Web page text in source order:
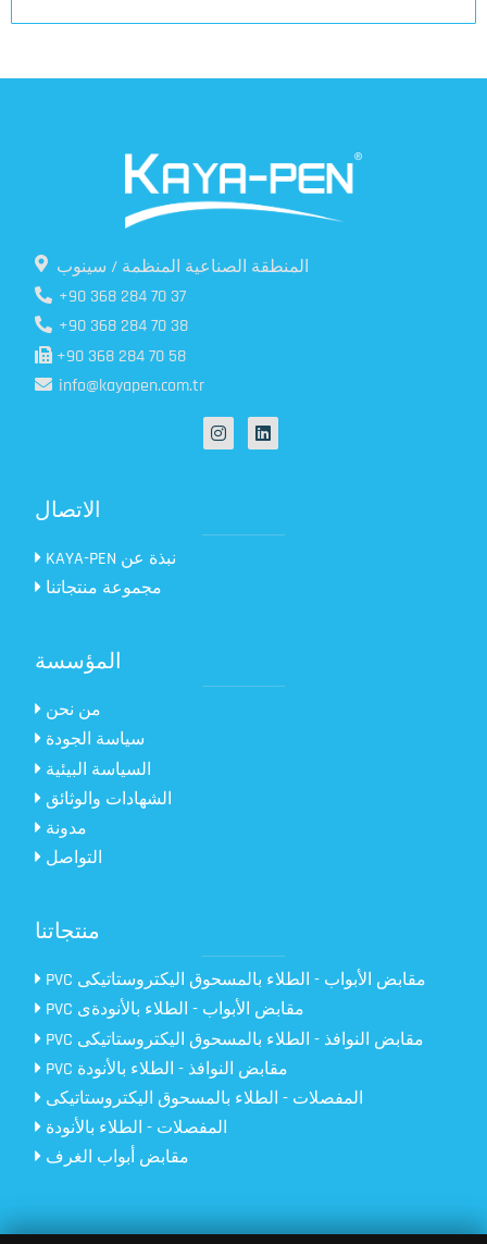
المنطقة الصناعية المنظمة / سينوب
+90 368 284 70 37
+90 368 284 70 38
+90 368 284 70 58
info@kayapen.com.tr
الاتصال
KAYA-PEN نبذة عن
مجموعة منتجاتنا
المؤسسة
من نحن
سياسة الجودة
السياسة البيئية
الشهادات والوثائق
مدونة
التواصل
منتجاتنا
PVC مقابض الأبواب - الطلاء بالمسحوق اليكتروستاتيكى
PVC مقابض الأبواب - الطلاء بالأنودةى
PVC مقابض النوافذ - الطلاء بالمسحوق اليكتروستاتيكى
PVC مقابض النوافذ - الطلاء بالأنودة
المفصلات - الطلاء بالمسحوق اليكتروستاتيكى
المفصلات - الطلاء بالأنودة
مقابض أبواب الغرف